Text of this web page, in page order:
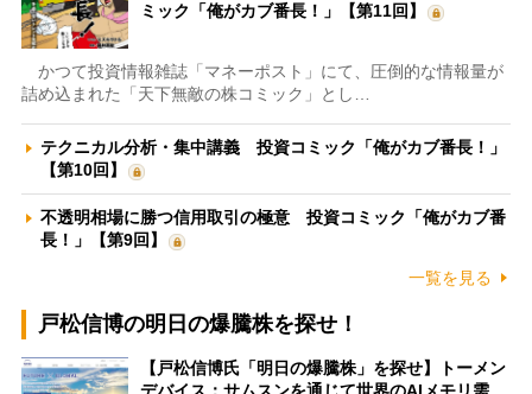
ミック「俺がカブ番長！」【第11回】
かつて投資情報雑誌「マネーポスト」にて、圧倒的な情報量が
詰め込まれた「天下無敵の株コミック」とし…
テクニカル分析・集中講義 投資コミック「俺がカブ番長！」
【第10回】
不透明相場に勝つ信用取引の極意 投資コミック「俺がカブ番
長！」【第9回】
一覧を見る
戸松信博の明日の爆騰株を探せ！
【戸松信博氏「明日の爆騰株」を探せ】トーメン